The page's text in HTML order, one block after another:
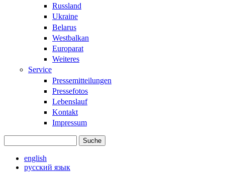
Russland
Ukraine
Belarus
Westbalkan
Europarat
Weiteres
Service
Pressemitteilungen
Pressefotos
Lebenslauf
Kontakt
Impressum
english
русский язык